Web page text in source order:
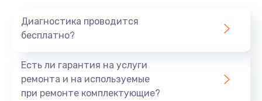
Диагностика проводится
бесплатно?
Есть ли гарантия на услуги
ремонта и на используемые
при ремонте комплектующие?